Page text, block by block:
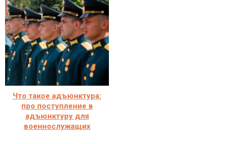
Что такое адъюнктура:
про поступление в
адъюнктуру для
военнослужащих